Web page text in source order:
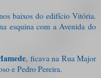
baixos do edifício Vitória.
esquina com a Avenida do
, ficava na Rua Major
e Pedro Pereira.